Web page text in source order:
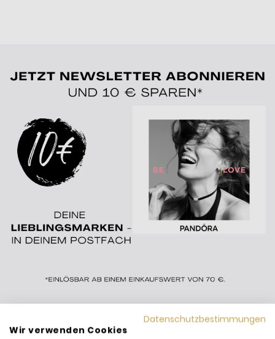
Datenschutzbestimmungen
Wir verwenden Cookies